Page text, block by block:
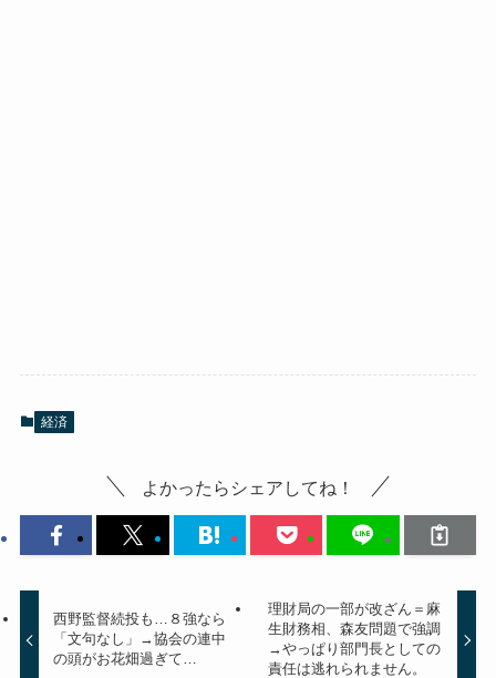
経済
よかったらシェアしてね！
西野監督続投も…８強なら
「文句なし」→協会の連中
の頭がお花畑過ぎて…
理財局の一部が改ざん＝麻
生財務相、森友問題で強調
→やっぱり部門長としての
責任は逃れられません。